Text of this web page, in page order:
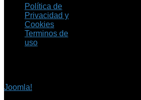
Política de
Privacidad y
Cookies
Terminos de
uso
Joomla!